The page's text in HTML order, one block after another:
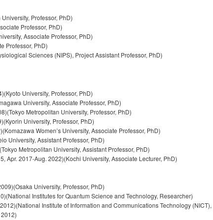
Professor, PhD)
Professor, PhD)
Associate Professor, PhD)
Professor, PhD)
Sciences (NIPS), Project Assistant Professor, PhD)
University, Professor, PhD)
University, Associate Professor, PhD)
Metropolitan University, Professor, PhD)
University, Professor, PhD)
Women’s University, Associate Professor, PhD)
University, Assistant Professor, PhD)
Metropolitan University, Assistant Professor, PhD)
Apr. 2017-Aug. 2022)(Kochi University, Associate Lecturer, PhD)
University, Professor, PhD)
Institutes for Quantum Science and Technology, Researcher)
Institute of Information and Communications Technology